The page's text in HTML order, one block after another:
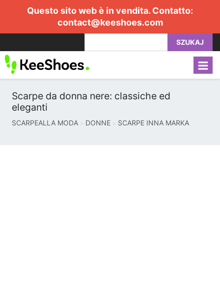
Questo sito web è in vendita. Contatto:
contact@keeshoes.com
SZUKAJ
Scarpe da donna nere: classiche ed
eleganti
SCARPEALLA MODA DONNE SCARPE INNA MARKA